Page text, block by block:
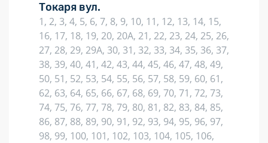
Токаря вул.
1, 2, 3, 4, 5, 6, 7, 8, 9, 10, 11, 12, 13, 14, 15,
16, 17, 18, 19, 20, 20А, 21, 22, 23, 24, 25, 26,
27, 28, 29, 29А, 30, 31, 32, 33, 34, 35, 36, 37,
38, 39, 40, 41, 42, 43, 44, 45, 46, 47, 48, 49,
50, 51, 52, 53, 54, 55, 56, 57, 58, 59, 60, 61,
62, 63, 64, 65, 66, 67, 68, 69, 70, 71, 72, 73,
74, 75, 76, 77, 78, 79, 80, 81, 82, 83, 84, 85,
86, 87, 88, 89, 90, 91, 92, 93, 94, 95, 96, 97,
98, 99, 100, 101, 102, 103, 104, 105, 106,